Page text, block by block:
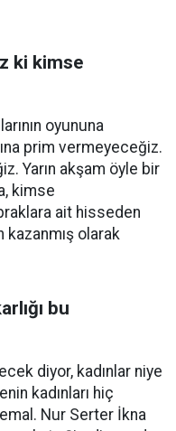
ki kimse
oyununa
prim vermeyeceğiz.
Yarın akşam öyle bir
kimse
ait hisseden
olarak
bu
diyor, kadınlar niye
kadınları hiç
Nur Serter İkna